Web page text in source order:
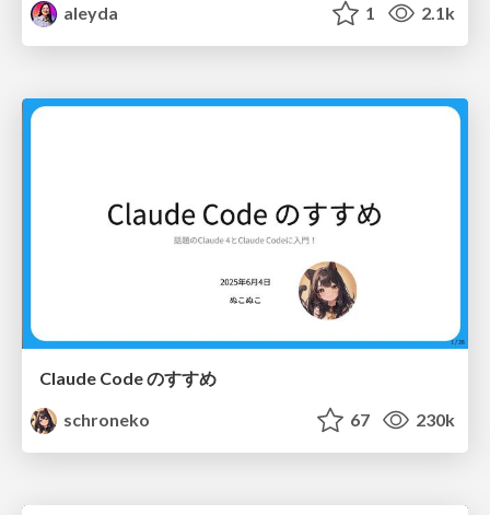
aleyda
1 2.1k
Claude Code のすすめ
schroneko
67 230k